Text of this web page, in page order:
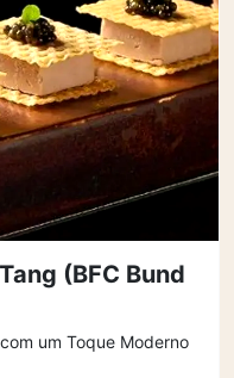
(BFC Bund
um Toque Moderno